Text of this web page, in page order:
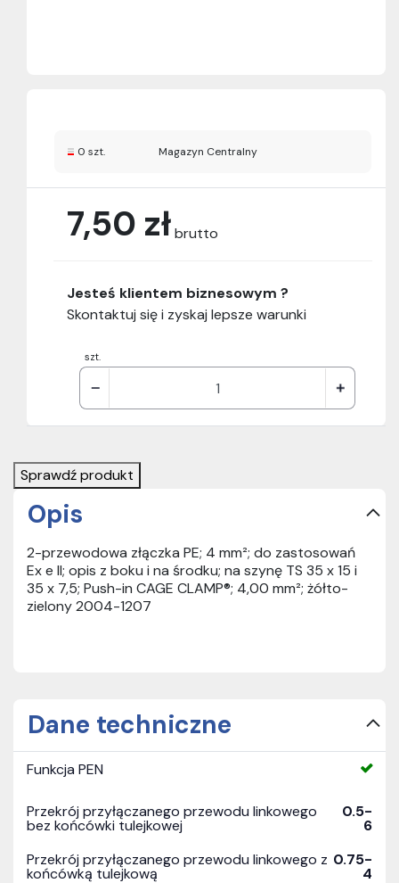
7,50 złbrutto
szt.
Jesteś klientem biznesowym ?
Skontaktuj się i zyskaj lepsze warunki
0 szt. Magazyn Centralny
Sprawdź produkt
Opis
2-przewodowa złączka PE; 4 mm²; do zastosowań
Ex e II; opis z boku i na środku; na szynę TS 35 x 15 i
35 x 7,5; Push-in CAGE CLAMP®; 4,00 mm²; żółto-
zielony 2004-1207
Dane techniczne
Funkcja PEN
Przekrój przyłączanego przewodu linkowego
bez końcówki tulejkowej
0.5-
6
Przekrój przyłączanego przewodu linkowego z
końcówką tulejkową
0.75-
4